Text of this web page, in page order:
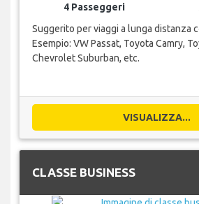
4 Passeggeri
Suggerito per viaggi a lunga distanza
Esempio: VW Passat, Toyota Camry,
Chevrolet Suburban, etc.
VISUALIZZA...
CLASSE BUSINESS